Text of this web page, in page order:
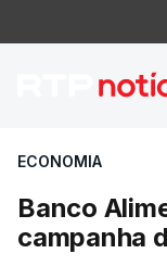
Banco
ECONOMIA
Banco
campanha